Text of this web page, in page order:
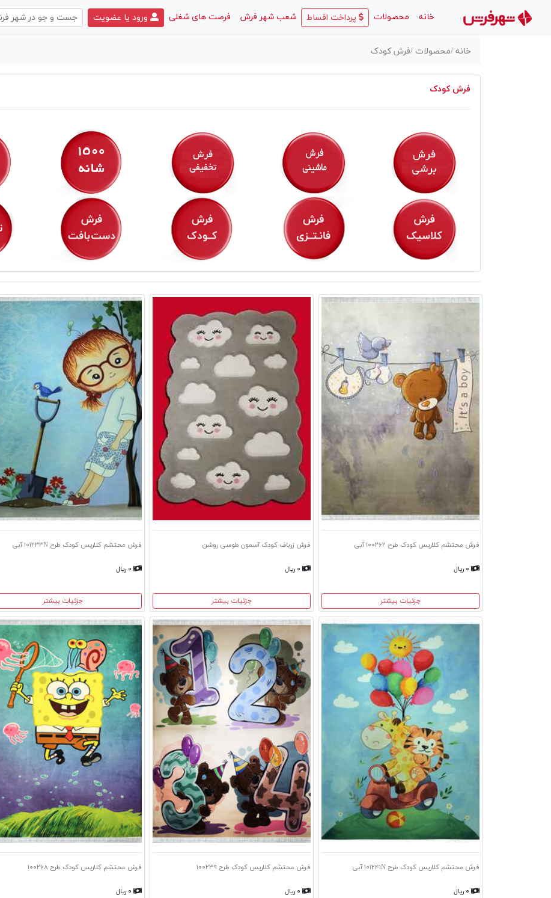
خانه
(current) محصولات پرداخت اقساط شعب شهر فرش فرصت های شغلی ورود یا عضویت
خانه /محصولات /فرش کودک
فرش کودک
فرش محتشم کلاریس کودک طرح ۱۰۰۲۶۲ آبی
جزئیات بیشتر
فرش زرباف کودک آسمون طوسی روشن
جزئیات بیشتر
فرش محتشم کلاریس کودک طرح ۱۰۱۲۳۳N آبی
جزئیات بیشتر
فرش محتشم کلاریس کودک طرح ۱۰۱۲۴۱N آبی فرش محتشم کلاریس کودک طرح ۱۰۰۲۳۹ فرش محتشم کلاریس کودک طرح ۱۰۰۲۶۸